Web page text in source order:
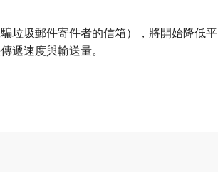
垃圾郵件寄件者的信箱），將開始降低平
遞速度與輸送量。